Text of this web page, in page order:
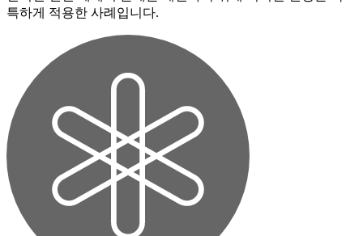
특하게 적용한 사례입니다.